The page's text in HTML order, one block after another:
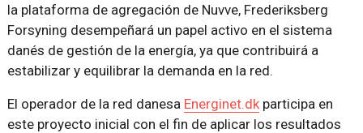
la plataforma de agregación de Nuvve, Frederiksberg
Forsyning desempeñará un papel activo en el sistema
danés de gestión de la energía, ya que contribuirá a
estabilizar y equilibrar la demanda en la red.
El operador de la red danesa Energinet.dkparticipa en
este proyecto inicial con el fin de aplicar los resultados